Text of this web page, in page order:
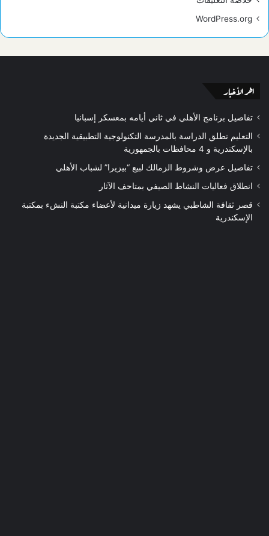
WordPress.org
اخر الأخبار
تفاصيل برنامج الأهلي في ثاني أيامه بمعسكر إسبانيا
التعليم تطلق الدراسة بالمدرسة التكنولوجية التطبيقية الجديدة
بالإسكندرية و 4 محافظات بالجمهورية
تفاصيل عرض وشروط الزمالك لبيع “بيزيرا” لشباب الأهلي
انطلاق فعاليات النشاط الصيفي بمتاحف الآثار
قصر ثقافة الشاطبي يشهد زيارة ميدانية لأعضاء مكتبة النشء بمكتبة
الإسكندرية